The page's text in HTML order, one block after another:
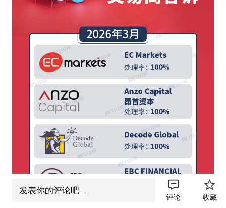
发表你的评论吧...
评论 收藏